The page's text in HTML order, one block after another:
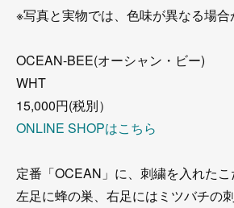
※写真と実物では、色味が異なる場
OCEAN-BEE(オーシャン・ビー)
WHT
15,000円(税別）
ONLINE SHOPはこちら
定番「OCEAN」に、刺繍を入れたこ
左足に蜂の巣、右足にはミツバチの